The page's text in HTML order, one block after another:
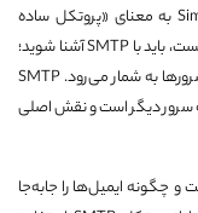
عبارت SMTP مخفف Simple Mail Transfer Protocol به معنای «پروتکل ساده
انتقال ایمیل» است. برای درک بهتر اینکه میل سرور چیست، باید با SMTP آشنا شوید؛
زیرا این پروتکل یکی از مهم‌ترین اجزای عملکرد میل سرورها به شمار می‌رود. SMTP
به سرور دیگر است و نقش اصلی
چگونه ایمیل‌ها را جابه‌جا